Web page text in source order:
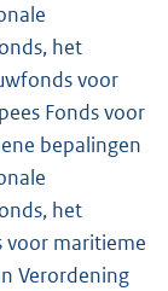
het
voor
Fonds voor
bepalingen
het
voor maritieme
Verordening